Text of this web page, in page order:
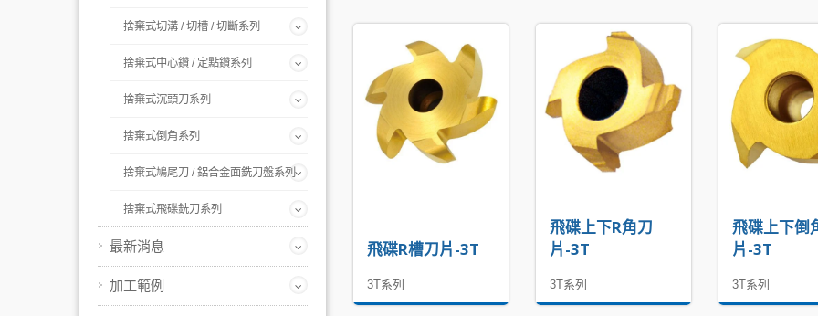
捨棄式切溝 / 切槽 / 切斷系列
捨棄式中心鑽 / 定點鑽系列
捨棄式沉頭刀系列
捨棄式倒角系列
捨棄式鳩尾刀 / 鋁合金面銑刀盤系列
捨棄式飛碟銑刀系列
最新消息
加工範例
飛碟R槽刀片-3T
3T系列
飛碟上下R角刀
片-3T
3T系列
飛碟上下倒
片-3T
3T系列